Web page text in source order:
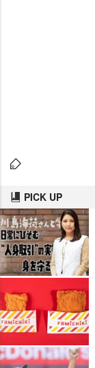
PICK UP